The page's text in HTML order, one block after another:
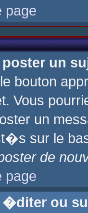
page
un
bouton
Vous
un
sur le
de
page
ou